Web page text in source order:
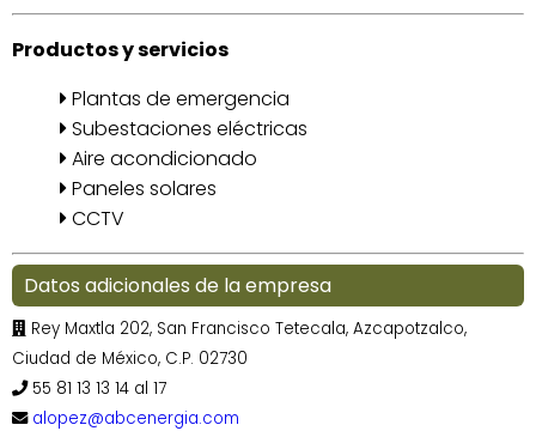
Productos y servicios
Plantas de emergencia
Subestaciones eléctricas
Aire acondicionado
Paneles solares
CCTV
Datos adicionales de la empresa
Rey Maxtla 202, San Francisco Tetecala, Azcapotzalco,
Ciudad de México, C.P. 02730
55 81 13 13 14 al 17
alopez@abcenergia.com